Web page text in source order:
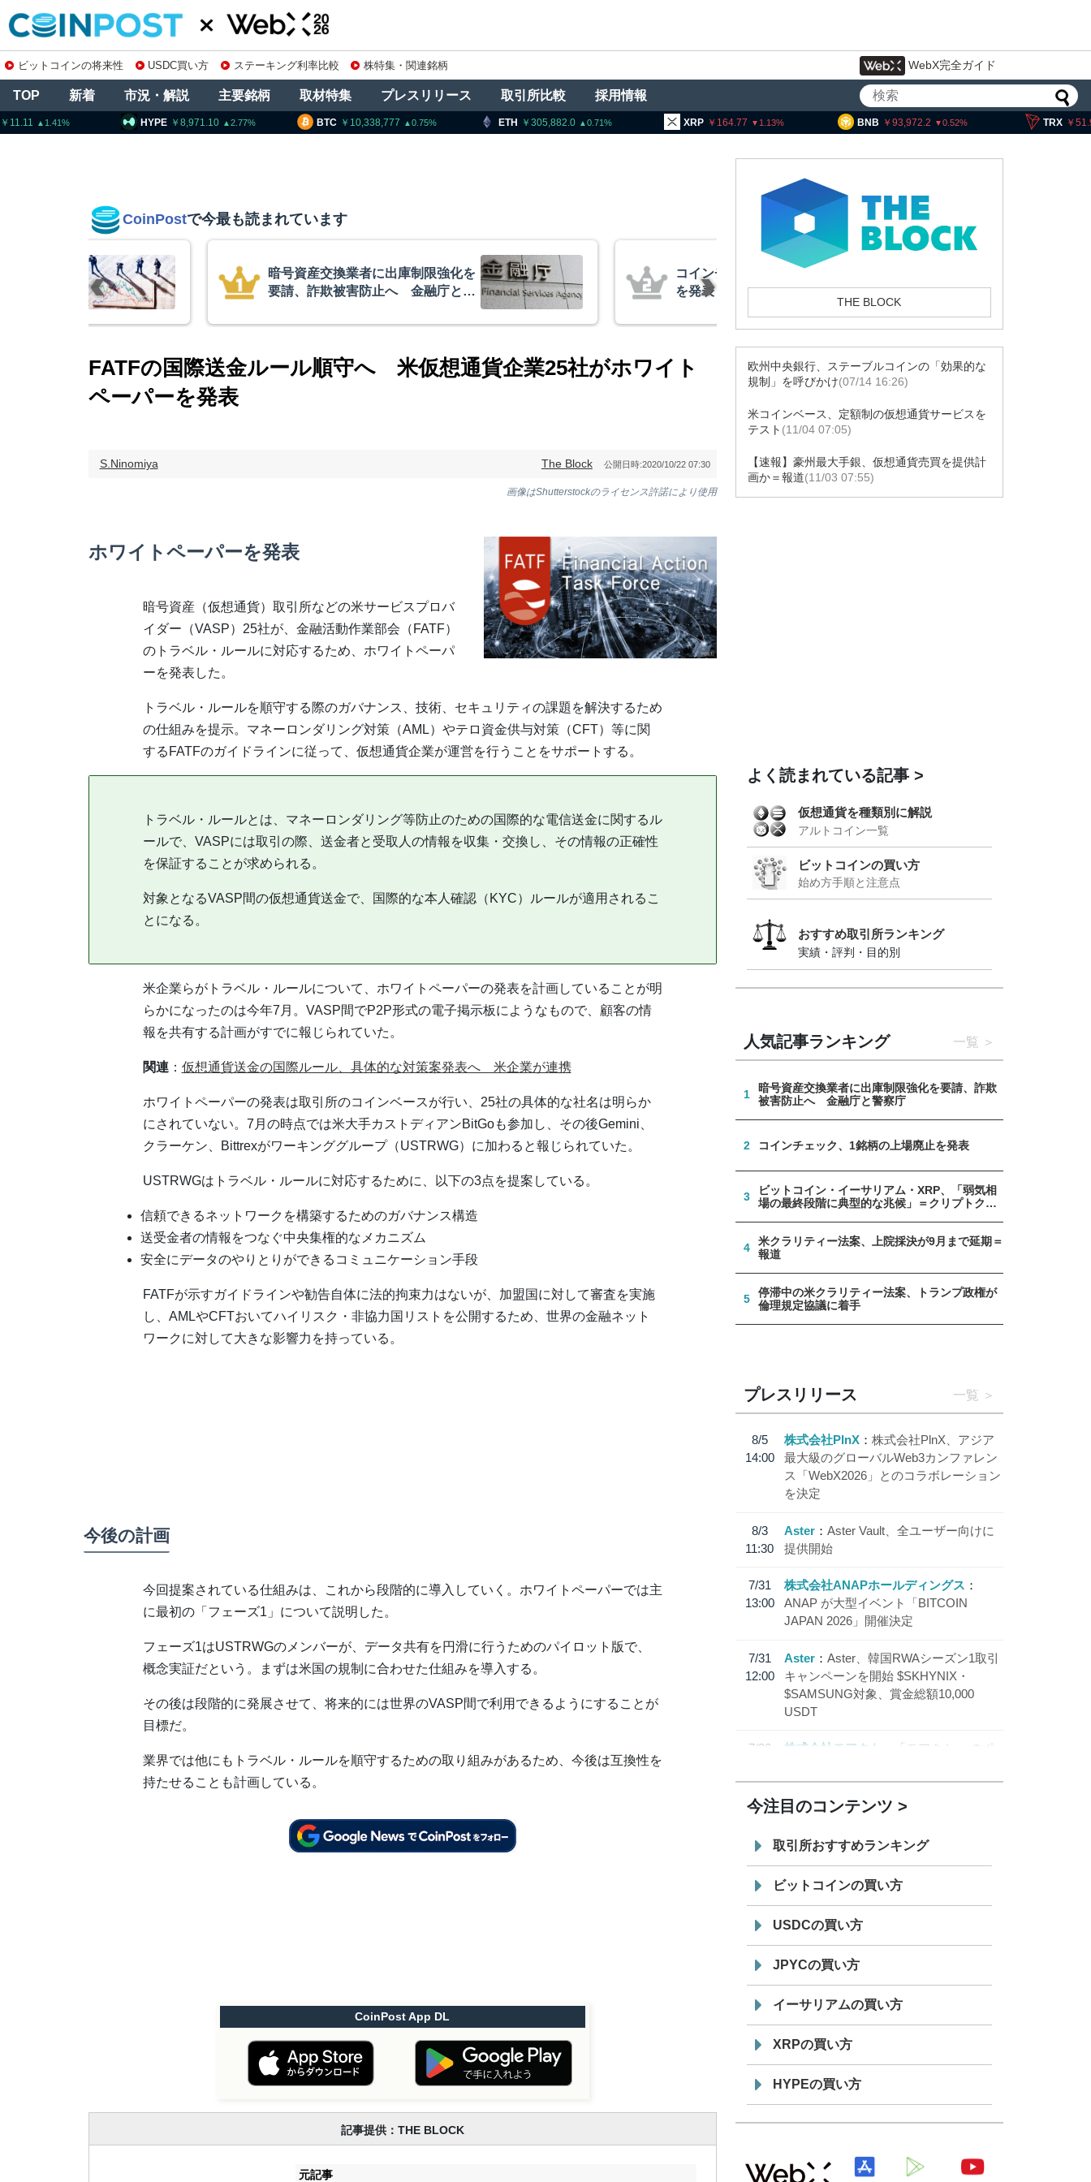
ビットコインの将来性 USDC買い方 ステーキング利率比較 株特集・関連銘柄 WebX完全ガイド
TOP 新着 市況・解説 主要銘柄 取材特集 プレスリリース 取引所比較 採用情報
BTC 10,338,777 0.75 ETH 305,882.0 0.71 164.77 1.13 93,972.2 0.52 51.99 0.52
8,971.10 2.77
CoinPostで今最も読まれています
業者に出庫制限強化を
害防止へ 金融庁と警
コインチェック、1銘柄の上場廃止
を発表
ビットコイン・イーサリアム・
XRP、「弱気相場の最終段階に典型
的な兆候」＝クリプトクアント
FATFの国際送金ルール順守へ 米仮想通貨企業25社がホワイト
ペーパーを発表
S.Ninomiya The Block 公開日時:2020/10/22 07:30
画像はShutterstockのライセンス許諾により使用
ホワイトペーパーを発表
暗号資産（仮想通貨）取引所などの米サービスプロバ
イダー（VASP）25社が、金融活動作業部会（FATF）
のトラベル・ルールに対応するため、ホワイトペーパ
ーを発表した。
トラベル・ルールを順守する際のガバナンス、技術、セキュリティの課題を解決するため
の仕組みを提示。マネーロンダリング対策（AML）やテロ資金供与対策（CFT）等に関
するFATFのガイドラインに従って、仮想通貨企業が運営を行うことをサポートする。
トラベル・ルールとは、マネーロンダリング等防止のための国際的な電信送金に関するル
ールで、VASPには取引の際、送金者と受取人の情報を収集・交換し、その情報の正確性
を保証することが求められる。
対象となるVASP間の仮想通貨送金で、国際的な本人確認（KYC）ルールが適用されるこ
とになる。
米企業らがトラベル・ルールについて、ホワイトペーパーの発表を計画していることが明
らかになったのは今年7月。VASP間でP2P形式の電子掲示板にようなもので、顧客の情
報を共有する計画がすでに報じられていた。
関連： 仮想通貨送金の国際ルール、具体的な対策案発表へ 米企業が連携
ホワイトペーパーの発表は取引所のコインベースが行い、25社の具体的な社名は明らか
にされていない。7月の時点では米大手カストディアンBitGoも参加し、その後Gemini、
クラーケン、Bittrexがワーキンググループ（USTRWG）に加わると報じられていた。
USTRWGはトラベル・ルールに対応するために、以下の3点を提案している。
信頼できるネットワークを構築するためのガバナンス構造
送受金者の情報をつなぐ中央集権的なメカニズム
安全にデータのやりとりができるコミュニケーション手段
FATFが示すガイドラインや勧告自体に法的拘束力はないが、加盟国に対して審査を実施
し、AMLやCFTおいてハイリスク・非協力国リストを公開するため、世界の金融ネット
ワークに対して大きな影響力を持っている。
今後の計画
今回提案されている仕組みは、これから段階的に導入していく。ホワイトペーパーでは主
に最初の「フェーズ1」について説明した。
フェーズ1はUSTRWGのメンバーが、データ共有を円滑に行うためのパイロット版で、
概念実証だという。まずは米国の規制に合わせた仕組みを導入する。
その後は段階的に発展させて、将来的には世界のVASP間で利用できるようにすることが
目標だ。
業界では他にもトラベル・ルールを順守するための取り組みがあるため、今後は互換性を
持たせることも計画している。
CoinPost App DL
記事提供：THE BLOCK
元記事
THE BLOCK
欧州中央銀行、ステーブルコインの「効果的な
規制」を呼びかけ(07/14 16:26)
米コインベース、定額制の仮想通貨サービスを
テスト (11/04 07:05)
【速報】豪州最大手銀、仮想通貨売買を提供計
画か＝報道(11/03 07:55)
よく読まれている記事
仮想通貨を種類別に解説
アルトコイン一覧
ビットコインの買い方
始め方手順と注意点
おすすめ取引所ランキング
実績・評判・目的別
人気記事ランキング 一覧
1
暗号資産交換業者に出庫制限強化を要請、詐欺
被害防止へ 金融庁と警察庁
2 コインチェック、1銘柄の上場廃止を発表
3
ビットコイン・イーサリアム・XRP、「弱気相
場の最終段階に典型的な兆候」＝クリプトクア
4
米クラリティー法案、上院採決が9月まで延期＝
報道
5
停滞中の米クラリティー法案、トランプ政権が
倫理規定協議に着手
プレスリリース 一覧
8/5
14:00
株式会社PlnX
株式会社PlnX、アジア
最大級のグローバルWeb3カンファレン
ス「WebX2026」とのコラボレーション
を決定
8/3
11:30
Aster
Aster Vault、全ユーザー向けに
提供開始
7/31
13:00
株式会社ANAPホールディングス
ANAP が大型イベント「BITCOIN
JAPAN 2026」開催決定
7/31
12:00
Aster
Aster、韓国RWAシーズン1取引
キャンペーンを開始 $SKHYNIX・
$SAMSUNG対象、賞金総額10,000
USDT
7/30
株式会社モアクト
「モアクト」 のポ
「 JPYC」を追加
19:30
てステーブルコイン「JPYSC」徹底解
説セミナーを開催
今注目のコンテンツ
取引所おすすめランキング
ビットコインの買い方
USDCの買い方
JPYCの買い方
イーサリアムの買い方
XRPの買い方
HYPEの買い方